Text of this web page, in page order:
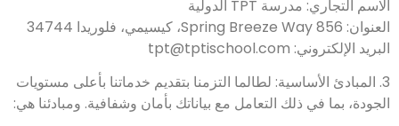
الاسم التجاري: مدرسة TPT الدولية
العنوان: 856 Spring Breeze Way، كيسيمي، فلوريدا 34744
البريد الإلكتروني: tpt@tptischool.com
3. المبادئ الأساسية: لطالما التزمنا بتقديم خدماتنا بأعلى مستويات
الجودة، بما في ذلك التعامل مع بياناتك بأمان وشفافية. ومبادئنا هي: